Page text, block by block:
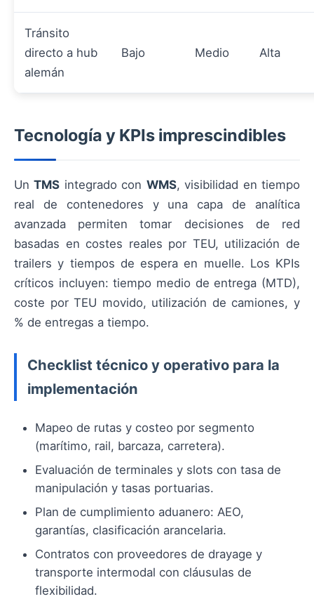
Tránsito
directo a hub
alemán
Bajo Medio Alta
Tecnología y KPIs imprescindibles
UnTMS integrado con WMS, visibilidad en tiempo
real de contenedores y una capa de analítica
avanzada permiten tomar decisiones de red
basadas en costes reales por TEU, utilización de
trailers y tiempos de espera en muelle. Los KPIs
críticos incluyen: tiempo medio de entrega (MTD),
coste por TEU movido, utilización de camiones, y
% de entregas a tiempo.
Checklist técnico y operativo para la
implementación
Mapeo de rutas y costeo por segmento
(marítimo, rail, barcaza, carretera).
Evaluación de terminales y slots con tasa de
manipulación y tasas portuarias.
Plan de cumplimiento aduanero: AEO,
garantías, clasificación arancelaria.
Contratos con proveedores de drayage y
transporte intermodal con cláusulas de
flexibilidad.